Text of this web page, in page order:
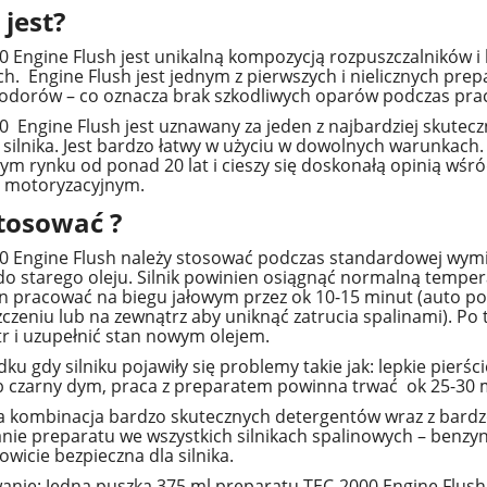
Engine Flush jest unikalną kompozycją
Engine Flush jest jednym z pierwszych i nielicznych
– co oznacza brak szkodliwych oparów podczas
Engine Flush jest uznawany za jeden z najbardziej
Jest bardzo łatwy w użyciu w dowolnych
rynku od ponad 20 lat i cieszy się doskonałą opinią
?
Engine Flush należy stosować podczas standardowej
starego oleju. Silnik powinien osiągnąć normalną
pracować na biegu jałowym przez ok 10-15 minut (auto
lub na zewnątrz aby uniknąć zatrucia spalinami). Po
i uzupełnić stan nowym olejem.
gdy silniku pojawiły się problemy takie jak: lepkie
czarny dym, praca z preparatem powinna trwać ok 25-30
kombinacja bardzo skutecznych detergentów wraz z
preparatu we wszystkich silnikach spalinowych –
bezpieczna dla silnika.